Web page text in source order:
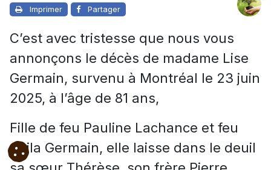
Imprimer Partager
C’est avec tristesse que nous vous
annonçons le décès de madame Lise
Germain, survenu à Montréal le 23 juin
2025, à l’âge de 81 ans,
Fille de feu Pauline Lachance et feu
Ovila Germain, elle laisse dans le deuil